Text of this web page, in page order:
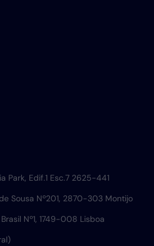
Park, Edif.1 Esc.7 2625-441
Sousa Nº201, 2870-303 Montijo
Nº1, 1749-008 Lisboa